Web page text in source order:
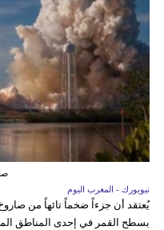
نيويورك - المغرب اليوم
بسطح القمر في إحدى المناطق